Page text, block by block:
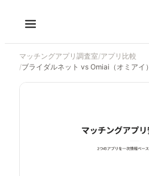
マッチングアプリ調査室/アプリ比較
/ブライダルネット vs Omiai（オミアイ）